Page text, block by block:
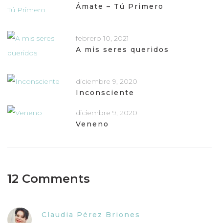
Ámate – Tú Primero
febrero 10, 2021
A mis seres queridos
diciembre 9, 2020
Inconsciente
diciembre 9, 2020
Veneno
12 Comments
Claudia Pérez Briones